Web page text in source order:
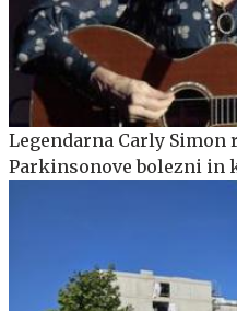
Legendarna Carly
Parkinsonove bolezni in